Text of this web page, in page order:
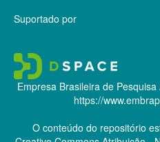
Suportado por
Empresa Brasileira de
https://
O conteúdo do repositório